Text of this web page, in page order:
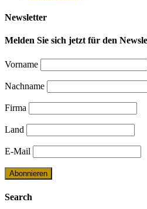
Newsletter
Melden Sie sich jetzt für den
Vorname
Nachname
Firma
Land
E-Mail
Search